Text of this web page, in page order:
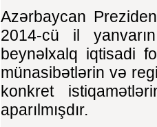
Azərbaycan
2014-cü il
beynəlxalq iqtisadi
münasibətlərin və
konkret
aparılmışdır.